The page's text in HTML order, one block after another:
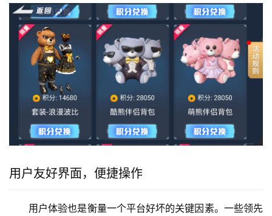
用户友好界面，便捷操作
用户体验也是衡量一个平台好坏的关键因素。一些领先